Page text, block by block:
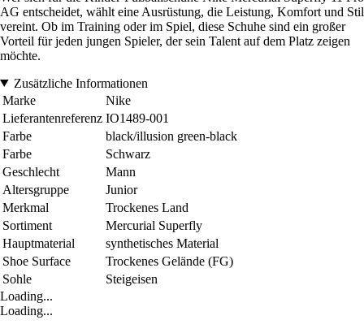
AG entscheidet, wählt eine Ausrüstung, die Leistung, Komfort und Stil
vereint. Ob im Training oder im Spiel, diese Schuhe sind ein großer
Vorteil für jeden jungen Spieler, der sein Talent auf dem Platz zeigen
möchte.
Zusätzliche Informationen
Marke
Nike
Lieferantenreferenz IO1489-001
Farbe
black/illusion green-black
Farbe
Schwarz
Geschlecht
Mann
Altersgruppe
Junior
Merkmal
Trockenes Land
Sortiment
Mercurial Superfly
Hauptmaterial
synthetisches Material
Shoe Surface
Trockenes Gelände (FG)
Sohle
Steigeisen
Loading...
Loading...